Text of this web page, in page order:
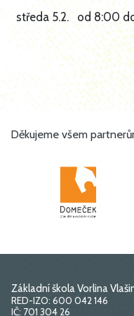
středa 5.2. od 8:00
Děkujeme všem
Základní škola Vorlina
RED-IZO: 600 042 146
IČ: 701 304 26